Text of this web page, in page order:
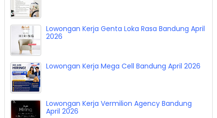
Lowongan Kerja Orianara Bandung April 2026
Lowongan Kerja Genta Loka Rasa Bandung April
Lowongan Kerja Mega Cell Bandung April 2026